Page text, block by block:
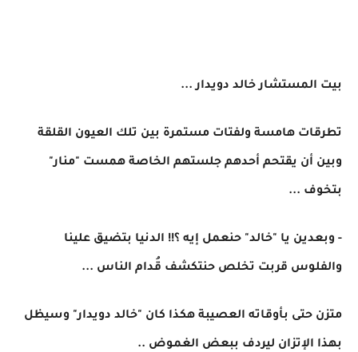
بيت المستشار خالد دويدار ...
تطرقات هامسة ولفتات مستمرة بين تلك العيون القلقة
وبين أن يقتحم أحدهم جلستهم الخاصة همست "منار"
بتخوف ...
- وبعدين يا "خالد" حنعمل إيه ؟!! الدنيا بتضيق علينا
والفلوس قربت تخلص حنتكشف قُدام الناس ...
متزن حتى بأوقاته العصيبة هكذا كان "خالد دويدار" وسيظل
بهذا الإتزان ليردف ببعض الغموض ..